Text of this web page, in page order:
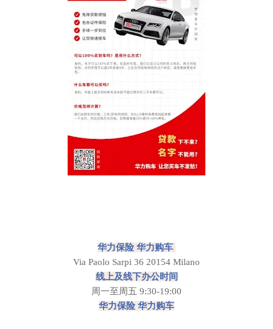
华力保险 华力购车
Via Paolo Sarpi 36 20154 Milano
线上及线下办公时间
周一至周五 9:30-19:00
华力保险 华力购车